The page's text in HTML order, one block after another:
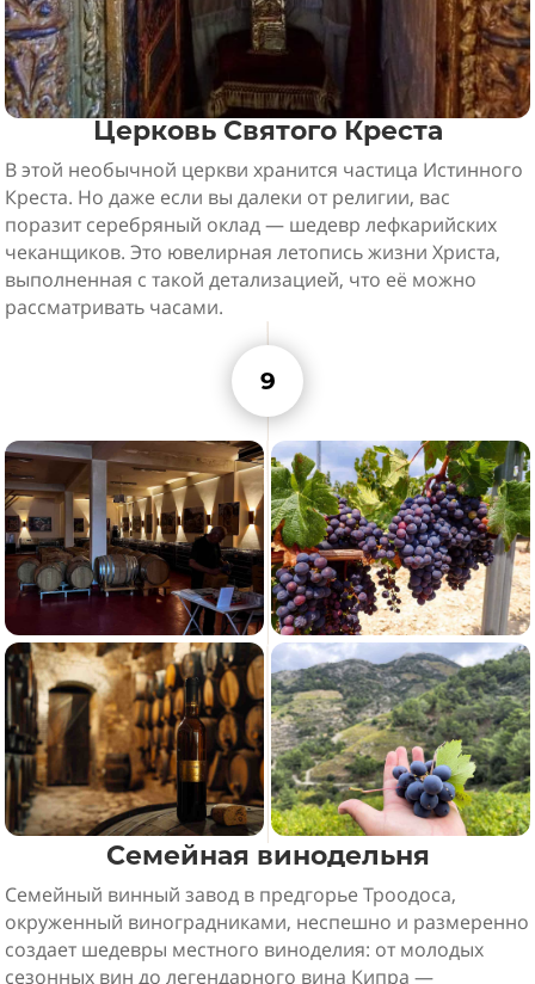
Церковь Святого Креста
В этой необычной церкви хранится частица Истинного
Креста. Но даже если вы далеки от религии, вас
поразит серебряный оклад — шедевр лефкарийских
чеканщиков. Это ювелирная летопись жизни Христа,
выполненная с такой детализацией, что её можно
рассматривать часами.
9
Семейная винодельня
Семейный винный завод в предгорье Троодоса,
окруженный виноградниками, неспешно и размеренно
создает шедевры местного виноделия: от молодых
сезонных вин до легендарного вина Кипра —